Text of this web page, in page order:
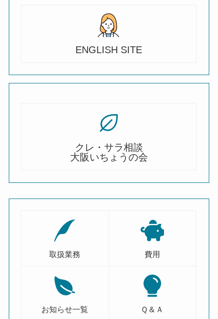
ENGLISH SITE
クレ・サラ相談
大阪いちょうの会
取扱業務 費用
お知らせ一覧 Ｑ＆Ａ